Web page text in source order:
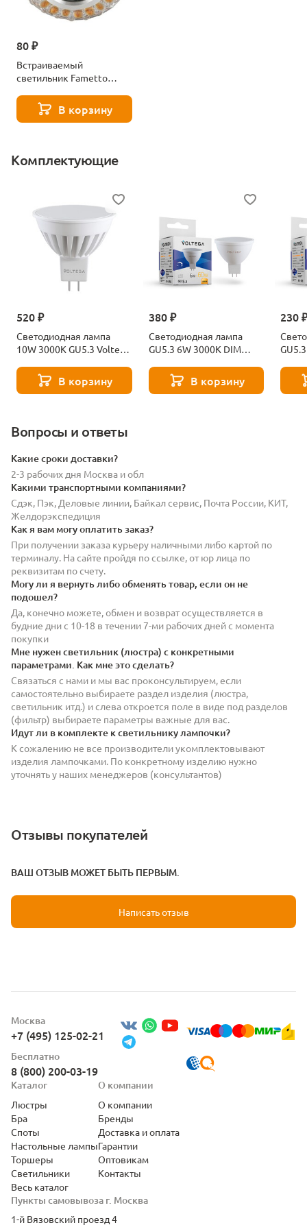
80 ₽
Встраиваемый
светильник Fametto
Glassy/GoldВ корзину
Комплектующие
520 ₽
Светодиодная лампа
10W 3000K GU5.3 Voltega
В корзину
380 ₽
Светодиодная лампа
GU5.3 6W 3000K DIM
В корзину
230
Вопросы и ответы
Какие сроки доставки?
2-3 рабочих дня Москва и обл
Какими транспортными компаниями?
Сдэк, Пэк, Деловые линии, Байкал сервис, Почта России, КИТ,
Желдорэкспедиция
Как я вам могу оплатить заказ?
При получении заказа курьеру наличными либо картой по
терминалу. На сайте пройдя по ссылке, от юр лица по
реквизитам по счету.
Могу ли я вернуть либо обменять товар, если он не
подошел?
Да, конечно можете, обмен и возврат осуществляется в
будние дни с 10-18 в течении 7-ми рабочих дней с момента
покупки
Мне нужен светильник (люстра) с конкретными
параметрами. Как мне это сделать?
Связаться с нами и мы вас проконсультируем, если
самостоятельно выбираете раздел изделия (люстра,
светильник итд.) и слева откроется поле в виде под разделов
(фильтр) выбираете параметры важные для вас.
Идут ли в комплекте к светильнику лампочки?
К сожалению не все производители укомплектовывают
изделия лампочками. По конкретному изделию нужно
уточнять у наших менеджеров (консультантов)
Отзывы покупателей
ВАШ ОТЗЫВ МОЖЕТ БЫТЬ ПЕРВЫМ.
Написать отзыв
Москва
+7 (495) 125-02-21
Бесплатно
8 (800) 200-03-19
Пункты самовывоза г. Москва
1-й Вязовский проезд 4
Каталог
Люстры
Бра
Споты
Настольные лампы
Торшеры
Светильники
Весь каталог
О компании
О компании
Бренды
Доставка и оплата
Гарантии
Оптовикам
Контакты